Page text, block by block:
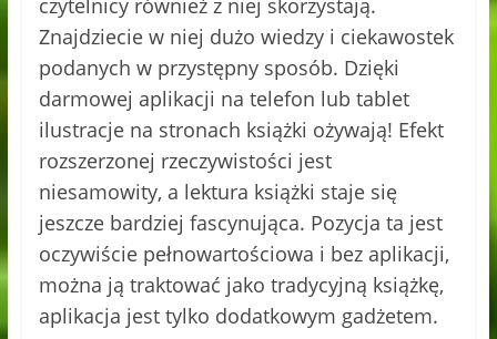
czytelnicy również z niej skorzystają.
Znajdziecie w niej dużo wiedzy i ciekawostek
podanych w przystępny sposób. Dzięki
darmowej aplikacji na telefon lub tablet
ilustracje na stronach książki ożywają! Efekt
rozszerzonej rzeczywistości jest
niesamowity, a lektura książki staje się
jeszcze bardziej fascynująca. Pozycja ta jest
oczywiście pełnowartościowa i bez aplikacji,
można ją traktować jako tradycyjną książkę,
aplikacja jest tylko dodatkowym gadżetem.